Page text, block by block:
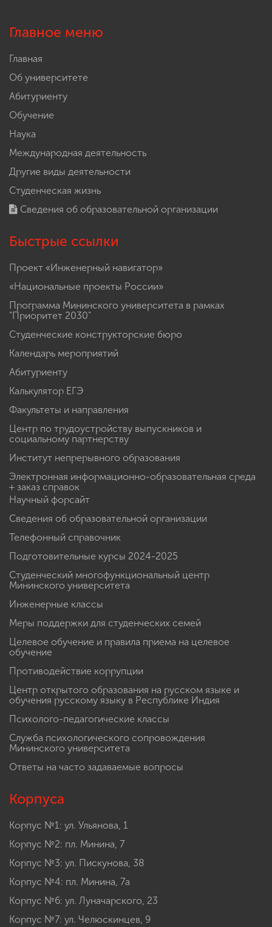
Главное меню
Главная
Об университете
Абитуриенту
Обучение
Наука
Международная деятельность
Другие виды деятельности
Студенческая жизнь
Сведения об образовательной организации
Быстрые ссылки
Проект «Инженерный навигатор»
«Национальные проекты России»
Программа Мининского университета в рамках
"Приоритет 2030"
Студенческие конструкторские бюро
Календарь мероприятий
Абитуриенту
Калькулятор ЕГЭ
Факультеты и направления
Центр по трудоустройству выпускников и
социальному партнерству
Институт непрерывного образования
Электронная информационно-образовательная среда
+ заказ справок
Научный форсайт
Сведения об образовательной организации
Телефонный справочник
Подготовительные курсы 2024-2025
Студенческий многофункциональный центр
Мининского университета
Инженерные классы
Меры поддержки для студенческих семей
Целевое обучение и правила приема на целевое
обучение
Противодействие коррупции
Центр открытого образования на русском языке и
обучения русскому языку в Республике Индия
Психолого-педагогические классы
Служба психологического сопровождения
Мининского университета
Ответы на часто задаваемые вопросы
Корпуса
Корпус №1: ул. Ульянова, 1
Корпус №2: пл. Минина, 7
Корпус №3: ул. Пискунова, 38
Корпус №4: пл. Минина, 7а
Корпус №6: ул. Луначарского, 23
Корпус №7: ул. Челюскинцев, 9